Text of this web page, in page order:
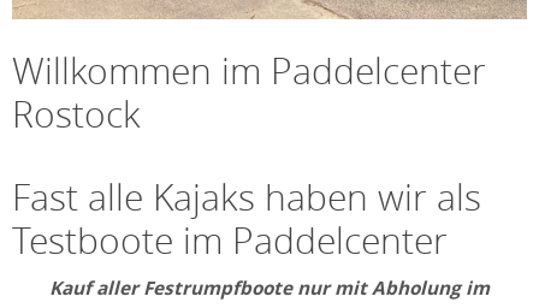
Willkommen im Paddelcenter
Rostock
Fast alle Kajaks haben wir als
Testboote im Paddelcenter
Kauf aller Festrumpfboote nur mit Abholung im